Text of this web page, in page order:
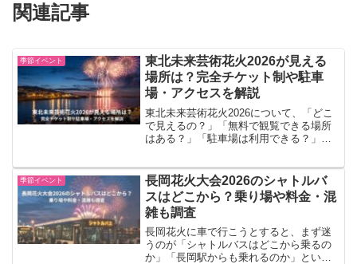
関連記事
季節イベント
東北未来芸術花火2026が見える
場所は？完全チケット制や駐車
場・アクセスを解説
東北未来芸術花火2026について、「どこ
で見えるの？」「無料で観覧できる場所
はある？」「駐車場は利用できる？」と
花火2026を正式に観覧できる場所は、チ
ケットを購入して...
季節イベント
長岡花火大会2026のシャトルバ
スはどこから？乗り場や料金・混
雑も調査
長岡花火に車で行こうとすると、まず迷
うのが「シャトルバスはどこから乗るの
か」「長岡駅からも乗れるのか」という